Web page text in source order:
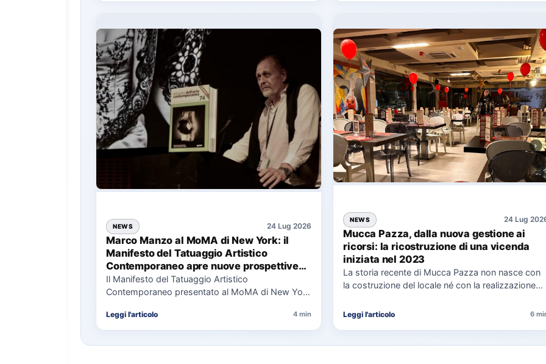
NEWS 24 Lug 2026
Marco Manzo al MoMA di New York: il
Manifesto del Tatuaggio Artistico
Contemporaneo apre nuove prospettive
per il collezionismo
Il Manifesto del Tatuaggio Artistico
Contemporaneo presentato al MoMA di New York
Leggi l'articolo 4 min
NEWS 24 Lug
Mucca Pazza, dalla nuova gestione ai
ricorsi: la ricostruzione di una vicenda
iniziata nel 2023
La storia recente di Mucca Pazza non nasce con
la costruzione del locale né con la realizzazione
Leggi l'articolo 6